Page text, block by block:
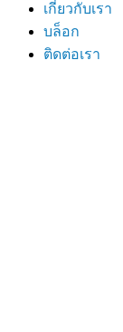
เกี่ยวกับเรา
บล็อก
ติดต่อเรา